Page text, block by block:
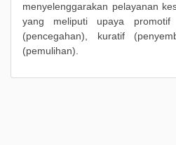
menyelenggarakan pelayanan
yang meliputi upaya promotif
(pencegahan), kuratif
(pemulihan).